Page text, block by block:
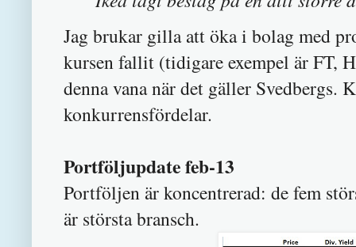
Jag brukar gilla att öka i bolag med
kursen fallit (tidigare exempel är FT,
denna vana när det gäller Svedbergs.
konkurrensfördelar.
Portföljupdate feb-13
Portföljen är koncentrerad: de fem
är största bransch.